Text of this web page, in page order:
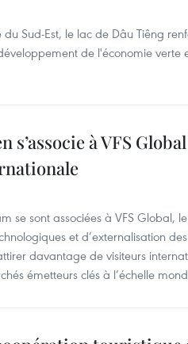
Sud-Est, le lac de Dâu Tiêng
de l'économie verte
à VFS
se sont associées à VFS Global,
et d’externalisation
davantage de visiteurs
émetteurs clés à l’échelle